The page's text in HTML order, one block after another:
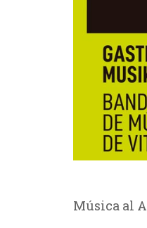
Música al